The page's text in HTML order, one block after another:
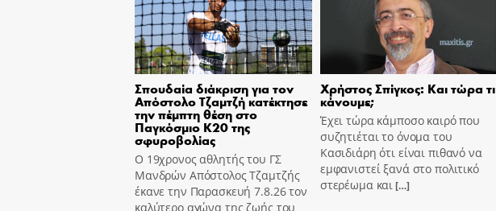
Σπουδαία διάκριση για τον
Απόστολο Τζαμτζή κατέκτησε
την πέμπτη θέση στο
Παγκόσμιο Κ20 της
σφυροβολίας
Ο 19χρονος αθλητής του ΓΣ
Μανδρών Απόστολος Τζαμτζής
έκανε την Παρασκευή 7.8.26 τον
καλύτερο αγώνα της ζωής του
Χρήστος Σπίγκος: Και τώρα τι
κάνουμε;
Έχει τώρα κάμποσο καιρό που
συζητιέται το όνομα του
Κασιδιάρη ότι είναι πιθανό να
εμφανιστεί ξανά στο πολιτικό
στερέωμα και[…]